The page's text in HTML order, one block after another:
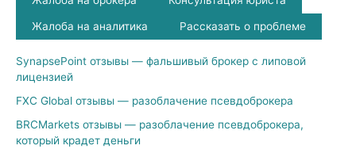
Жалоба на аналитика Рассказать о проблеме
SynapsePoint отзывы — фальшивый брокер с липовой
лицензией
FXC Global отзывы — разоблачение псевдоброкера
BRCMarkets отзывы — разоблачение псевдоброкера,
который крадет деньги